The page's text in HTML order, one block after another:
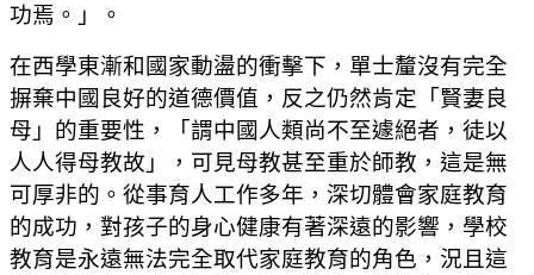
功焉。」。
在西學東漸和國家動盪的衝擊下，單士釐沒有完全
摒棄中國良好的道德價值，反之仍然肯定「賢妻良
母」的重要性，「謂中國人類尚不至遽絕者，徒以
人人得母教故」，可見母教甚至重於師教，這是無
可厚非的。從事育人工作多年，深切體會家庭教育
的成功，對孩子的身心健康有著深遠的影響，學校
教育是永遠無法完全取代家庭教育的角色，況且這